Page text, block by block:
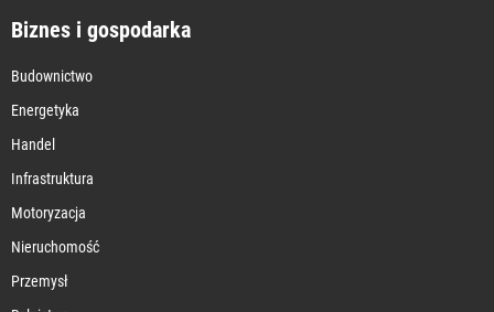
Biznes i gospodarka
Budownictwo
Energetyka
Handel
Infrastruktura
Motoryzacja
Nieruchomość
Przemysł